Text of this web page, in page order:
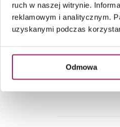
ruch w naszej witrynie.
reklamowym i analitycznym.
uzyskanymi podczas
Odmowa